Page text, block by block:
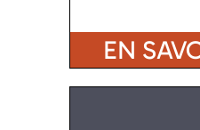
EN